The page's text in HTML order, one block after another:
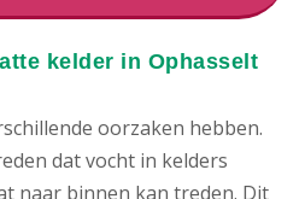
kelder in Ophasselt
oorzaken hebben.
dat vocht in kelders
naar binnen kan treden. Dit